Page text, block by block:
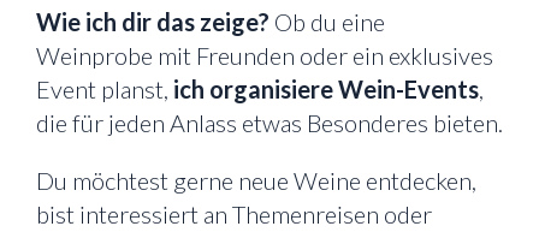
Wie ich dir das zeige? Ob du eine
Weinprobe mit Freunden oder ein exklusives
Event planst, ich organisiere Wein-Events,
die für jeden Anlass etwas Besonderes bieten.
Du möchtest gerne neue Weine entdecken,
bist interessiert an Themenreisen oder